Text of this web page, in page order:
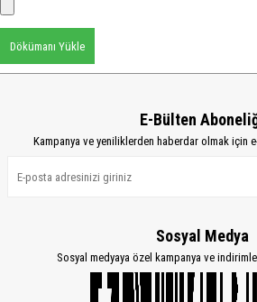
Dökümanı Yükle
E-Bülten
Kampanya ve yeniliklerden haberdar olmak için
Sosyal Medya
Sosyal medyaya özel kampanya ve